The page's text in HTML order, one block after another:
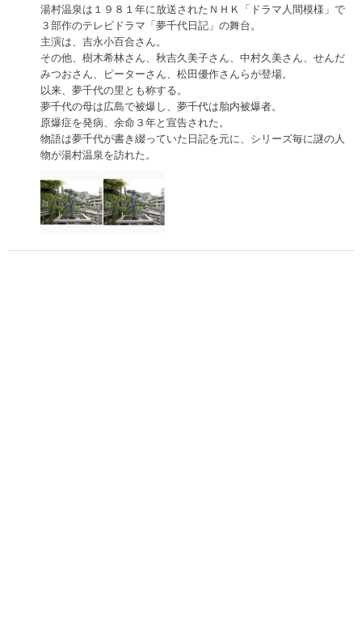
湯村温泉は１９８１年に放送されたＮＨＫ「ドラマ人間模様」で
３部作のテレビドラマ「夢千代日記」の舞台。
主演は、吉永小百合さん。
その他、樹木希林さん、秋吉久美子さん、中村久美さん、せんだ
みつおさん、ピーターさん、松田優作さんらが登場。
以来、夢千代の里とも称する。
夢千代の母は広島で被爆し、夢千代は胎内被爆者。
原爆症を発病、余命３年と宣告された。
物語は夢千代が書き綴っていた日記を元に、シリーズ毎に謎の人
物が湯村温泉を訪れた。